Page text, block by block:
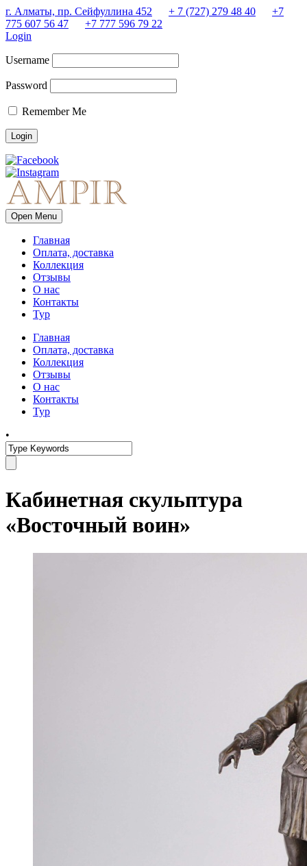
г. Алматы, пр. Сейфуллина 452 + 7 (727) 279 48 40
+7
775 607 56 47
+7 777 596 79 22
Login
Username
Password
Remember Me
Open Menu
Главная
Оплата, доставка
Коллекция
Отзывы
О нас
Контакты
Тур
Главная
Оплата, доставка
Коллекция
Отзывы
О нас
Контакты
Тур
•
Кабинетная скульптура
«Восточный воин»